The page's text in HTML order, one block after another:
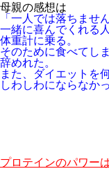
母親の感想は
「一人では落ちませ
一緒に喜んでくれる
体重計に乗る。
そのために食べてし
辞めれた。
また、ダイエットを
しわしわにならなか
プロテインのパワー